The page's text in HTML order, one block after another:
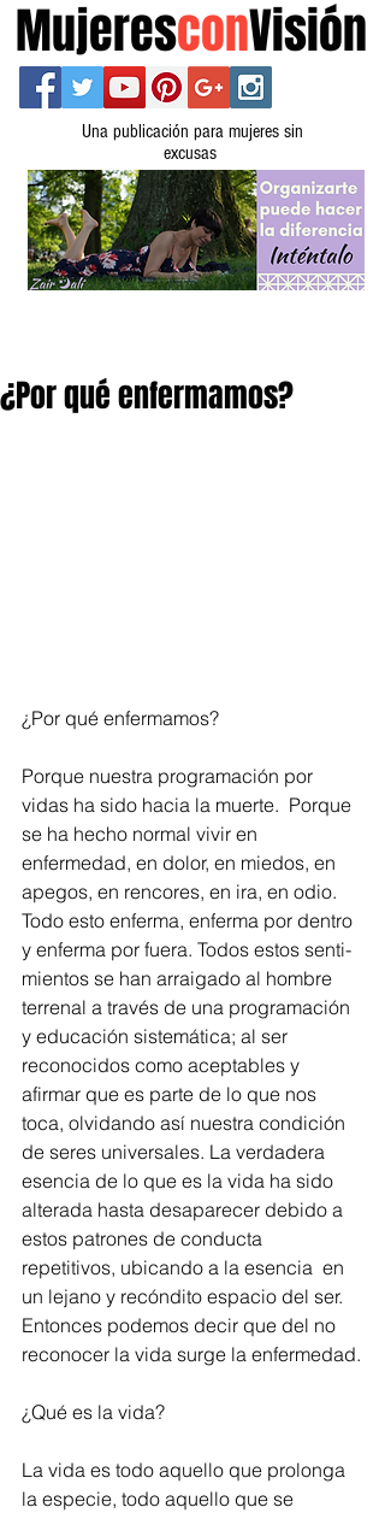
MujeresconVisión
Una publicación para mujeres sin
excusas
¿Por qué enfermamos?
¿Por qué enfermamos?
Porque nuestra programación por
vidas ha sido hacia la muerte.  Porque
se ha hecho normal vivir en
enfermedad, en dolor, en miedos, en
apegos, en rencores, en ira, en odio.
Todo esto enferma, enferma por dentro
y enferma por fuera. Todos estos senti-
mientos se han arraigado al hombre
terrenal a través de una programación
y educación sistemática; al ser
reconocidos como aceptables y
afirmar que es parte de lo que nos
toca, olvidando así nuestra condición
de seres universales. La verdadera
esencia de lo que es la vida ha sido
alterada hasta desaparecer debido a
estos patrones de conducta
repetitivos, ubicando a la esencia  en
un lejano y recóndito espacio del ser.
Entonces podemos decir que del no
reconocer la vida surge la enfermedad.
¿Qué es la vida?
La vida es todo aquello que prolonga
la especie, todo aquello que se